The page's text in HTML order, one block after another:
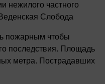
нежилого частного
Слобода
пожарным чтобы
последствия. Площадь
метра. Пострадавших